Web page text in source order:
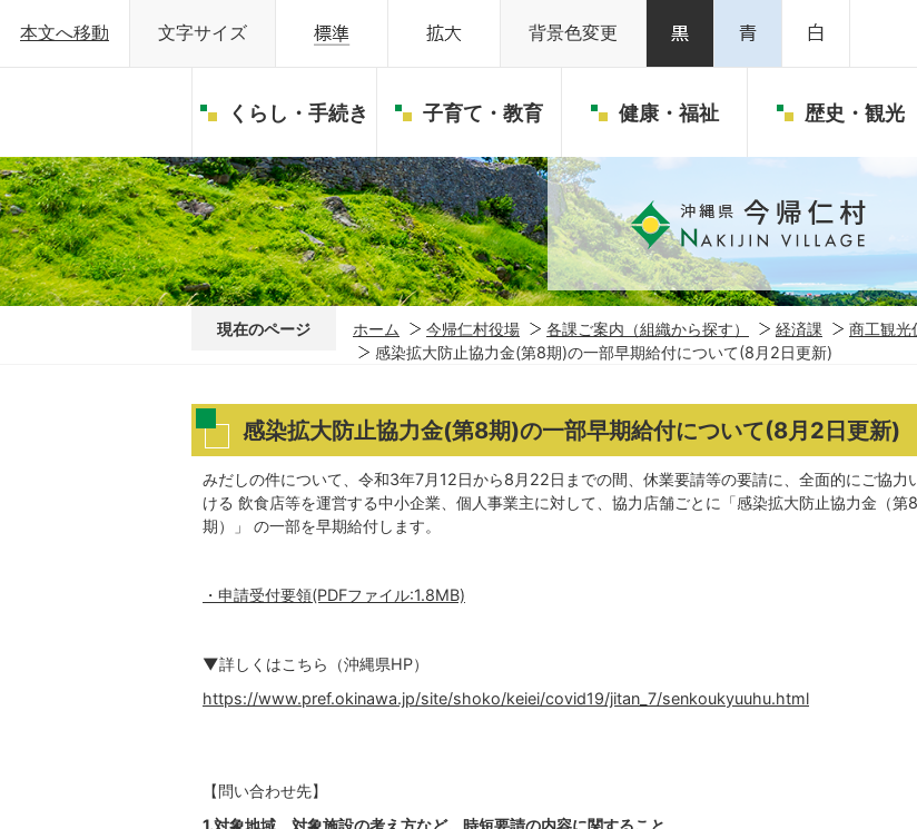
本文へ移動 文字サイズ 背景色変更
くらし・手続き 子育て・教育 健康・福祉 歴史・観光
現在のページ ホーム 今帰仁村役場 各課ご案内（組織から探す） 経済課
商工観光
感染拡大防止協力金(第8期)の一部早期給付について(8月2日更新)
感染拡大防止協力金(第8期)の一部早期給付について(8月2日更新)
みだしの件について、令和3年7月12日から8月22日までの間、休業要請等の要請に、全面的にご協力
ける 飲食店等を運営する中小企業、個人事業主に対して、協力店舗ごとに「感染拡大防止協力金（第8
期）」 の一部を早期給付します。
・申請受付要領(PDFファイル:1.8MB)
▼詳しくはこちら（沖縄県HP）
https://www.pref.okinawa.jp/site/shoko/keiei/covid19/jitan_7/senkoukyuuhu.html
【問い合わせ先】